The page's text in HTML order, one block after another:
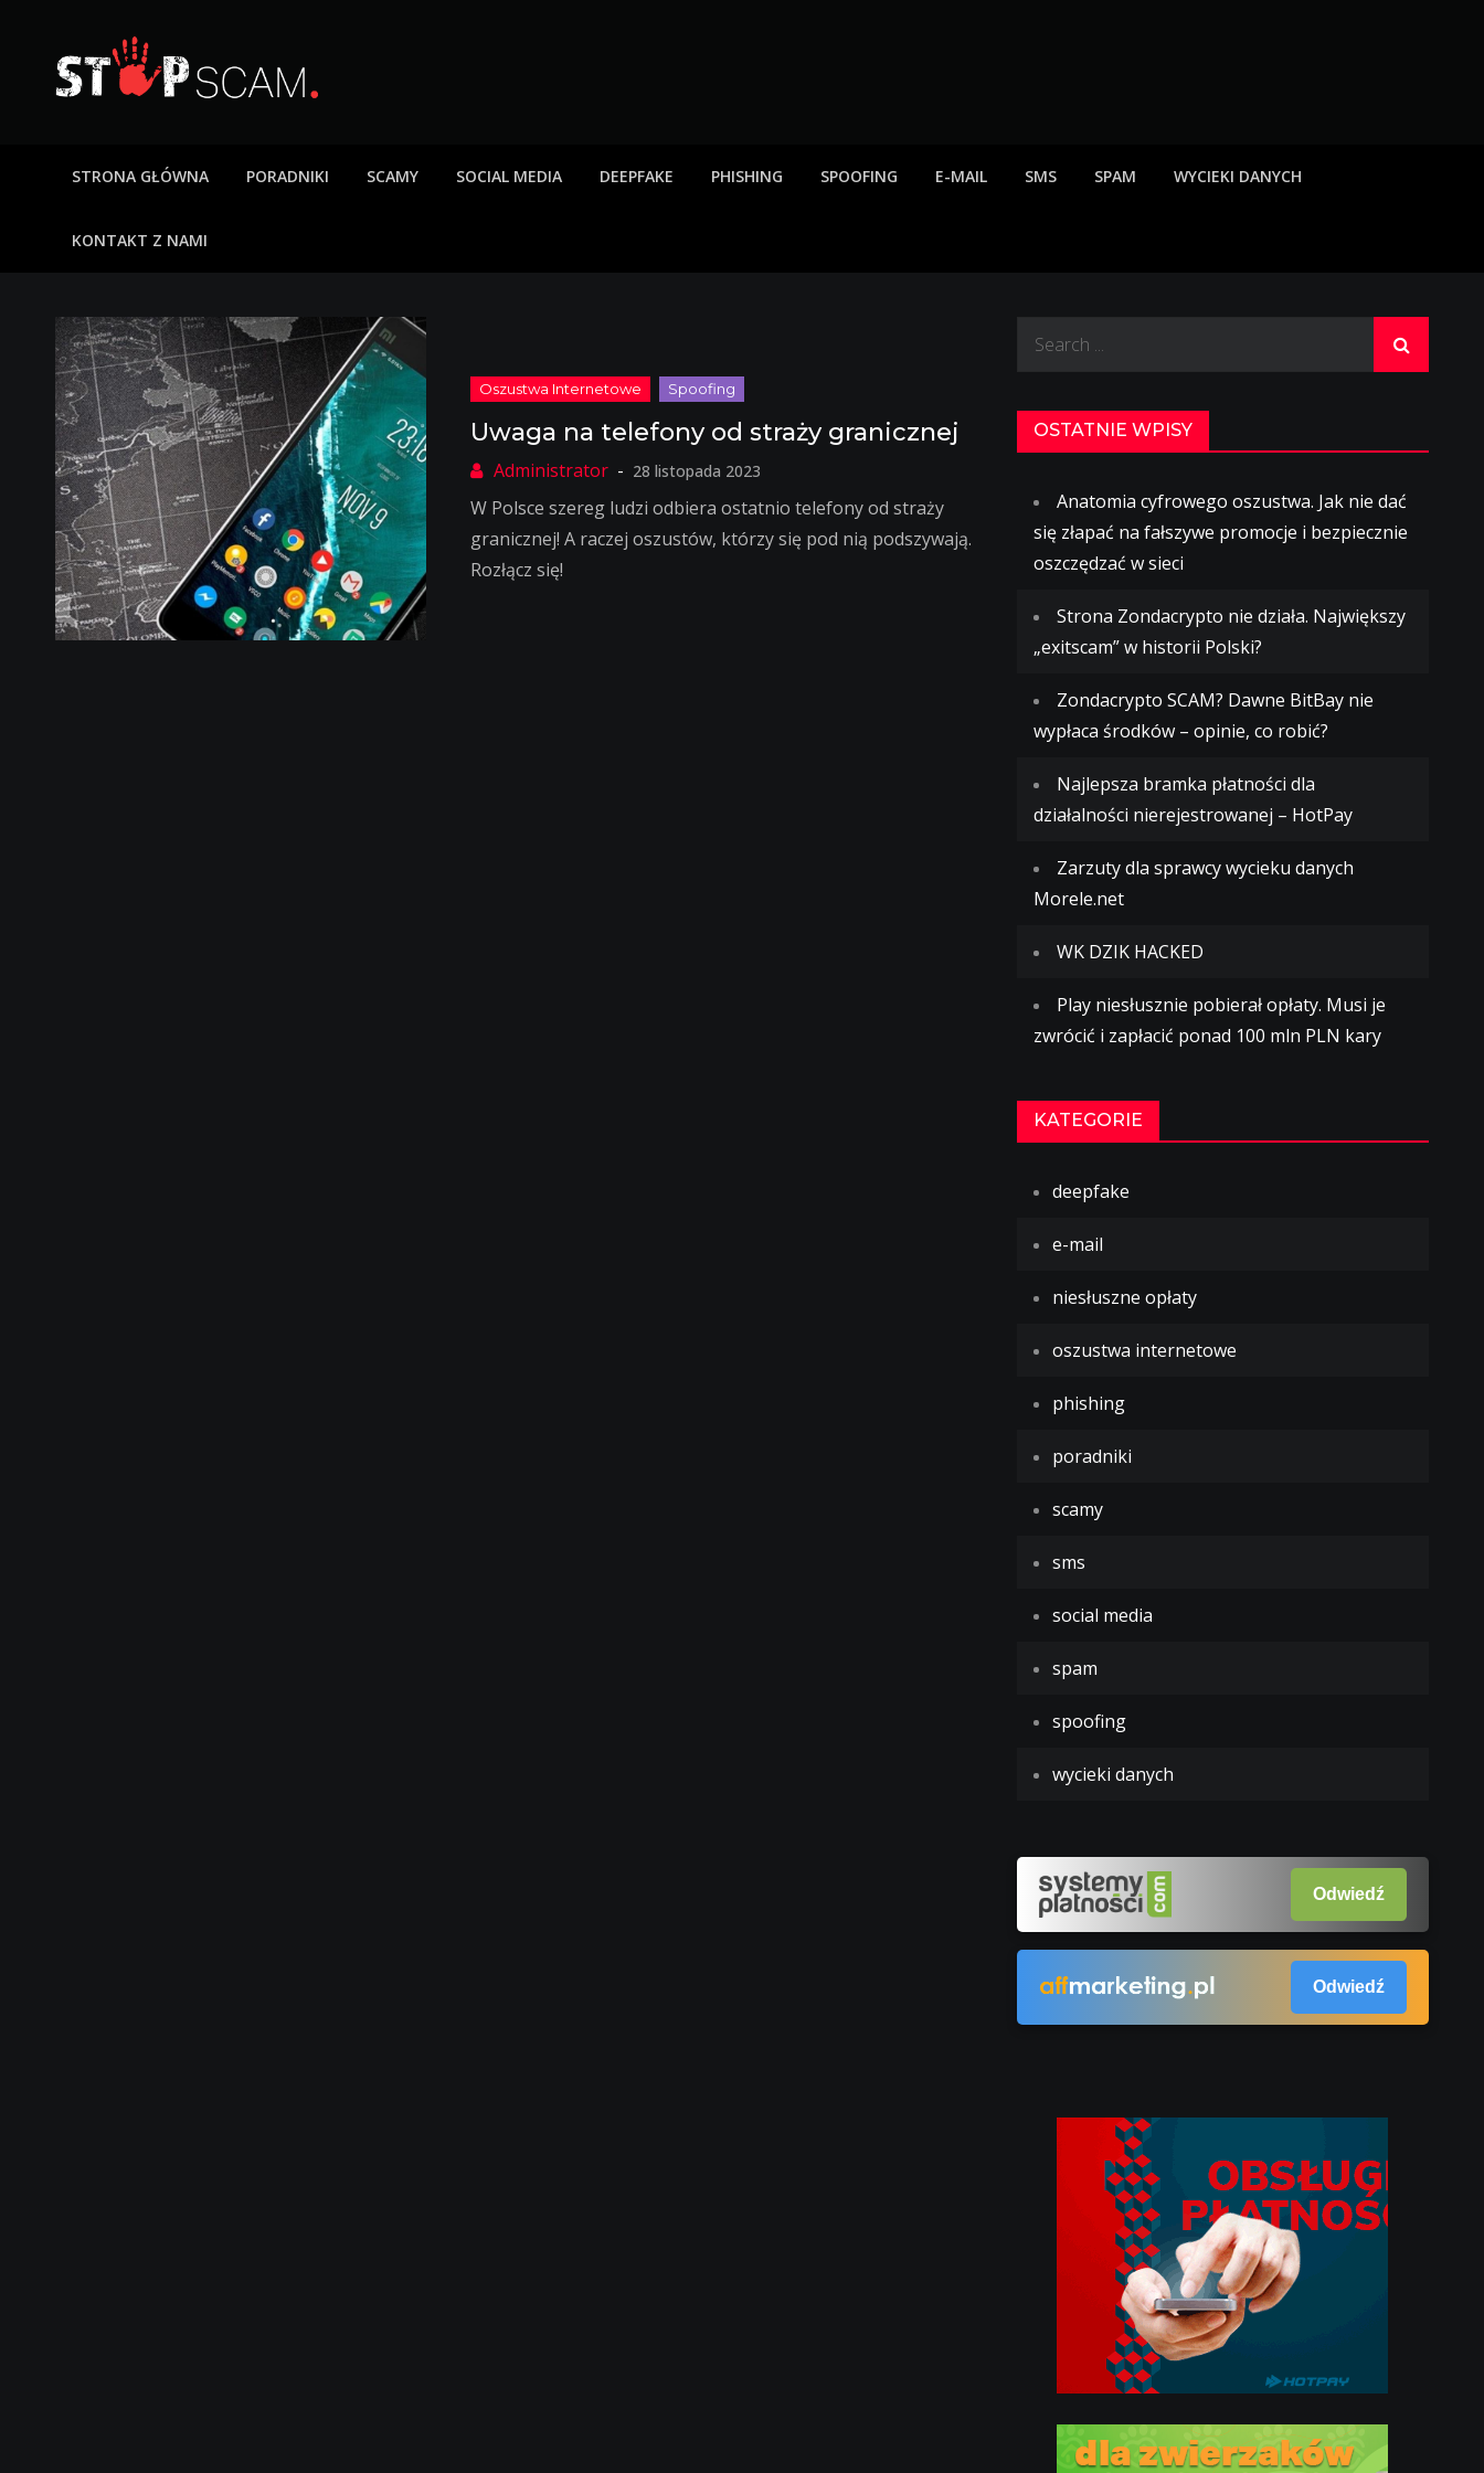
content
STRONA GŁÓWNA PORADNIKI SCAMY SOCIAL MEDIA DEEPFAKE PHISHING SPOOFING E-MAIL SMS SPAM WYCIEKI DANYCH
KONTAKT Z NAMI
Uwaga na telefony od straży granicznej
28 listopada 2023
W Polsce szereg ludzi odbiera ostatnio telefony od straży
granicznej! A raczej oszustów, którzy się pod nią podszywają.
Rozłącz się!
OSTATNIE WPISY
Anatomia cyfrowego oszustwa. Jak nie dać
się złapać na fałszywe promocje i bezpiecznie
oszczędzać w sieci
Strona Zondacrypto nie działa. Największy
„exitscam” w historii Polski?
Zondacrypto SCAM? Dawne BitBay nie
wypłaca środków – opinie, co robić?
Najlepsza bramka płatności dla
działalności nierejestrowanej – HotPay
Zarzuty dla sprawcy wycieku danych
Morele.net
WK DZIK HACKED
Play niesłusznie pobierał opłaty. Musi je
zwrócić i zapłacić ponad 100 mln PLN kary
KATEGORIE
deepfake
e-mail
niesłuszne opłaty
oszustwa internetowe
phishing
poradniki
scamy
sms
social media
spam
spoofing
wycieki danych
Odwiedź
Odwiedź